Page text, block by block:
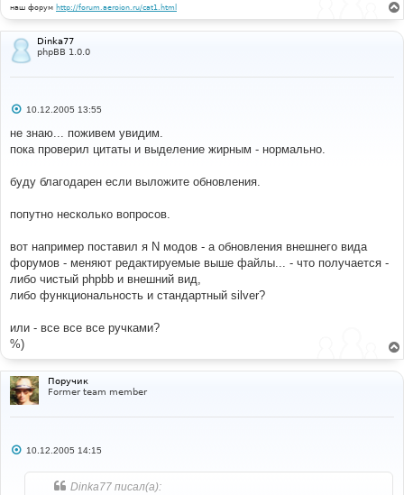
наш форум http://forum.aeroion.ru/cat1.html
Dinka77
phpBB 1.0.0
С
о
щ
и
10.12.2005 13:55
не знаю... поживем увидим.
пока проверил цитаты и выделение жирным - нормально.
буду благодарен если выложите обновления.
попутно несколько вопросов.
вот например поставил я N модов - а обновления внешнего вида
форумов - меняют редактируемые выше файлы... - что получается -
либо чистый phpbb и внешний вид,
либо функциональность и стандартный silver?
или - все все все ручками?
%)
Поручик
Former team member
С10.12.2005 14:15
Dinka77 писал(а):